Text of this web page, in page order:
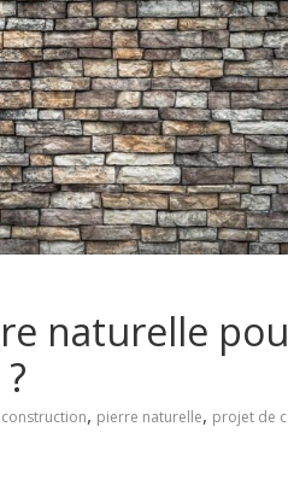
naturelle
, pierre naturelle, projet de